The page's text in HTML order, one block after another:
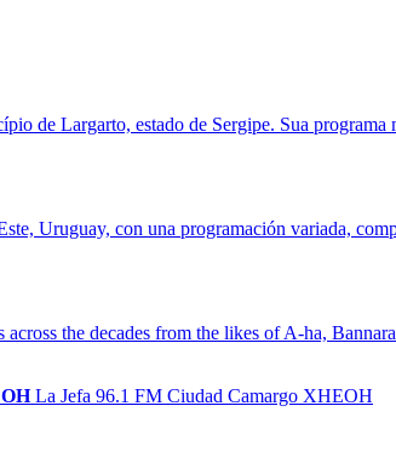
de Largarto, estado de Sergipe. Sua
Uruguay, con una programación variada,
the decades from the likes of A-ha,
La Jefa 96.1 FM Ciudad Camargo XHEOH